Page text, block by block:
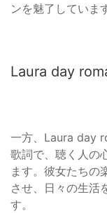
ンを魅了していま
Laura day
一方、Laura day
歌詞で、聴く人の
ます。彼女たちの
させ、日々の生活
す。